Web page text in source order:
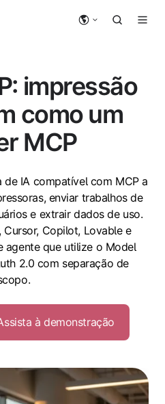
impressão
como um
MCP
de IA compatível com MCP a
enviar trabalhos de
e extrair dados de uso.
Cursor, Copilot, Lovable e
agente que utilize o Model
2.0 com separação de
à demonstração